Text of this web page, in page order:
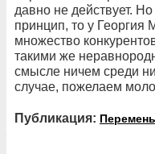
давно не действует.
принцип, то у Георгия
множество
такими же
смысле ничем среди
случае, пожелаем
Публикация: